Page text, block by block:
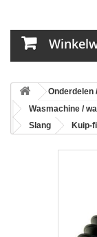
Onderdelen
Wasmachine /
Slang
Kuip-